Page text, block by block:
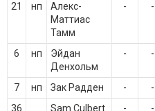
21 нп
Алекс-
Маттиас
Тамм
- -
6 нп
Эйдан
Денхольм
- -
7 нп Зак Радден - -
36
Sam Culbert - -